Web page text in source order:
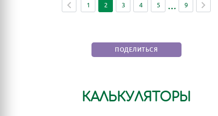
1 2 3 4 5 9
ПОДЕЛИТЬСЯ
КАЛЬКУЛЯТОРЫ